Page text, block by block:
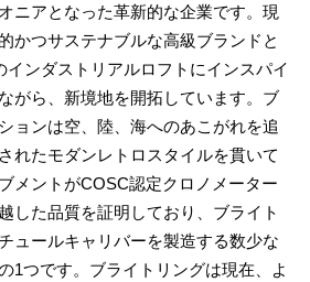
ニアとなった革新的な企業です。現
かつサステナブルな高級ブランドと
インダストリアルロフトにインスパイ
がら、新境地を開拓しています。ブ
ョンは空、陸、海へのあこがれを追
れたモダンレトロスタイルを貫いて
メントがCOSC認定クロノメーター
した品質を証明しており、ブライト
ュールキャリバーを製造する数少な
1つです。ブライトリングは現在、よ